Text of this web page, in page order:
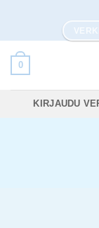
content
0
KIRJAUDU